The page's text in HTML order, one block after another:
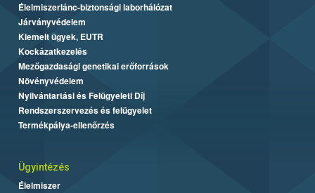
Élelmiszerlánc-biztonsági laborhálózat
Járványvédelem
Kiemelt ügyek, EUTR
Kockázatkezelés
Mezőgazdasági genetikai erőforrások
Növényvédelem
Nyilvántartási és Felügyeleti Díj
Rendszerszervezés és felügyelet
Termékpálya-ellenőrzés
Ügyintézés
Élelmiszer